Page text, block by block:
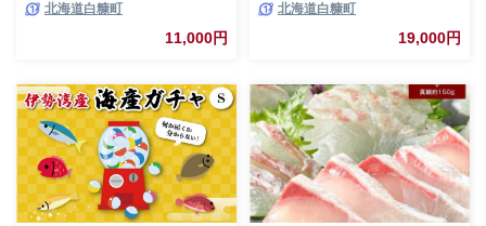
北海道白糠町
11,000円
北海道白糠町
19,000円